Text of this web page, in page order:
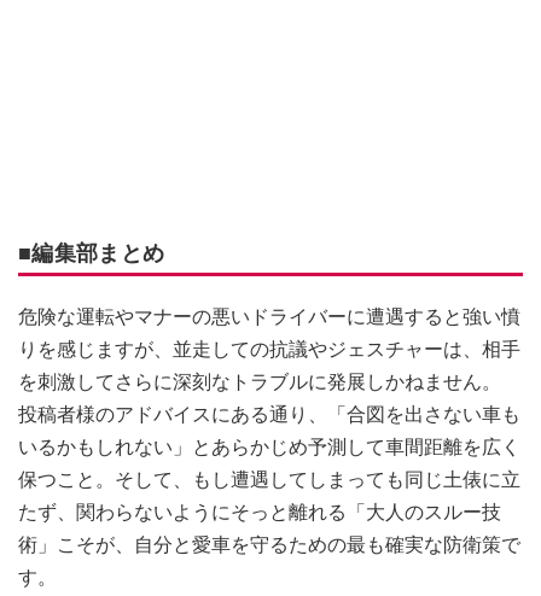
■編集部まとめ
危険な運転やマナーの悪いドライバーに遭遇すると強い憤
りを感じますが、並走しての抗議やジェスチャーは、相手
を刺激してさらに深刻なトラブルに発展しかねません。
投稿者様のアドバイスにある通り、「合図を出さない車も
いるかもしれない」とあらかじめ予測して車間距離を広く
保つこと。そして、もし遭遇してしまっても同じ土俵に立
たず、関わらないようにそっと離れる「大人のスルー技
術」こそが、自分と愛車を守るための最も確実な防衛策で
す。